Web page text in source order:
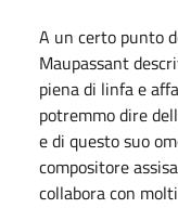
A un certo punto
Maupassant
piena di linfa e
potremmo dire
e di questo suo
compositore
collabora con